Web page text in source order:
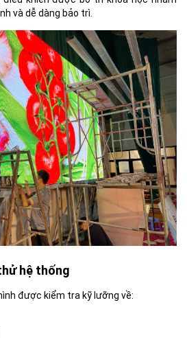
và dễ dàng bảo trì.
hệ thống
được kiểm tra kỹ lưỡng về: